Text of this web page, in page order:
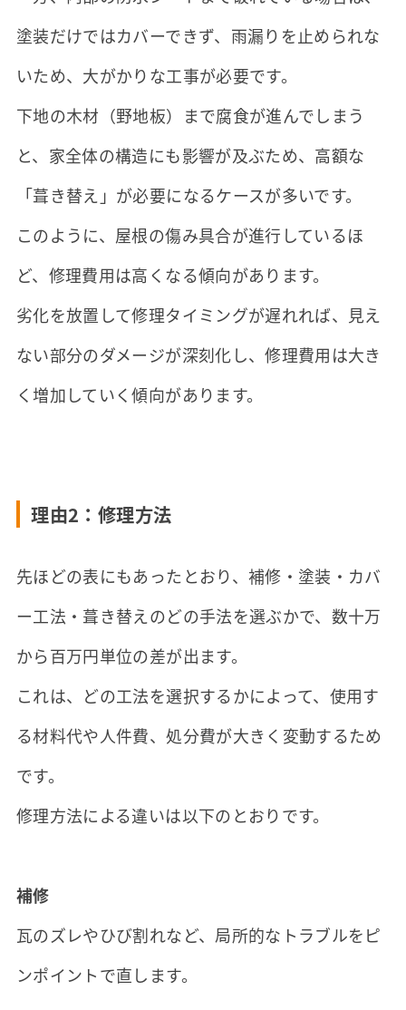
塗装だけではカバーできず、雨漏りを止められな
いため、大がかりな工事が必要です。
下地の木材（野地板）まで腐食が進んでしまう
と、家全体の構造にも影響が及ぶため、高額な
「葺き替え」が必要になるケースが多いです。
このように、屋根の傷み具合が進行しているほ
ど、修理費用は高くなる傾向があります。
劣化を放置して修理タイミングが遅れれば、見え
ない部分のダメージが深刻化し、修理費用は大き
く増加していく傾向があります。
理由2：修理方法
先ほどの表にもあったとおり、補修・塗装・カバ
ー工法・葺き替えのどの手法を選ぶかで、数十万
から百万円単位の差が出ます。
これは、どの工法を選択するかによって、使用す
る材料代や人件費、処分費が大きく変動するため
です。
修理方法による違いは以下のとおりです。
補修
瓦のズレやひび割れなど、局所的なトラブルをピ
ンポイントで直します。